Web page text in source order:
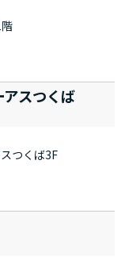
スつくば
つくば3F